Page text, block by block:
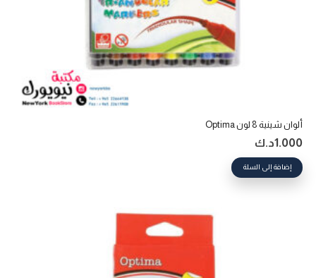
ألوان شينية 8 لون Optima
1.000د.ك
إضافة إلى السلة